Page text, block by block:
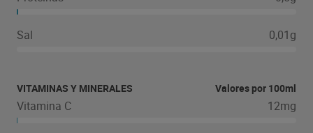
Sal 0,01g
VITAMINAS Y MINERALES Valores por 100ml
Vitamina C 12mg